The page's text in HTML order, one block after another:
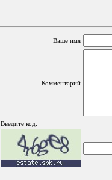
Ваше имя
Комментарий
Введите код: